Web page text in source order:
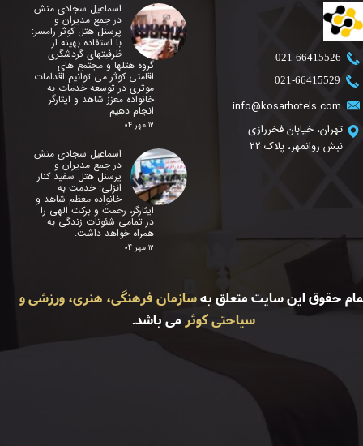
info@kosarhotels.com
تهران، خیابان فخررازی
نبش روانمهر، پلاک 22
​021-66415526
​021-66415529
حقوق این سایت متعلق بهسازمان فرهنگی، هنری، ورزشی و
سیاحتی کوثر می باشد.
اسماعیل سجادی منش
در جمع مدیران و
پرسنل هتل کوثر رامسر:
با استفاده بهینه از
ظرفیتهای گردشگری
گروه هتلها و مجتمع های
اقامتی کوثر می توانیم اقدامات
موثری در توسعه خدمات به
خانواده معزز شاهد و ایثارگر
انجام دهیم
۱۲ مهر ۰۴
اسماعیل سجادی منش
در جمع مدیران و
پرسنل هتل سفید کنار
انزلی: خدمت به
خانواده معظم شاهد و
ایثارگر، رحمت و برکت الهی را
در تمامی شئونات زندگی به
همراه خواهد داشت.
۱۲ مهر ۰۴